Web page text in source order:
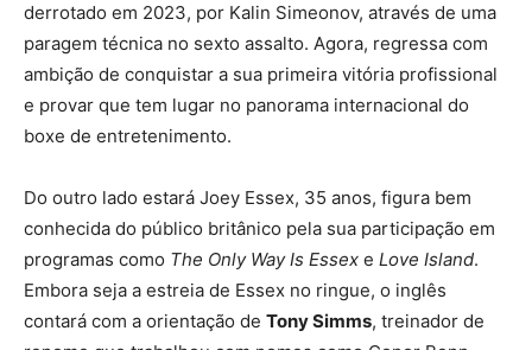
derrotado em 2023, por Kalin Simeonov, através de uma
paragem técnica no sexto assalto. Agora, regressa com
ambição de conquistar a sua primeira vitória profissional
e provar que tem lugar no panorama internacional do
boxe de entretenimento.
Do outro lado estará Joey Essex, 35 anos, figura bem
conhecida do público britânico pela sua participação em
programas como The Only Way Is Essex e Love Island.
Embora seja a estreia de Essex no ringue, o inglês
contará com a orientação de Tony Simms, treinador de